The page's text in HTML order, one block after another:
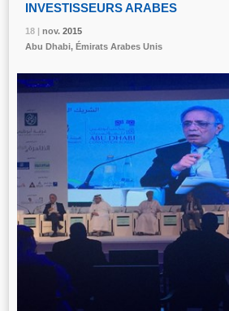
18 | nov. 2015
INVESTISSEURS ARABES
18 | nov. 2015
Abu Dhabi, Émirats Arabes Unis
18 | nov. 2015